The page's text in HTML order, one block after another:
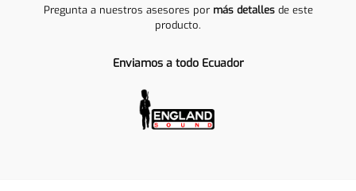
Pregunta a nuestros asesores por más detallesde este
producto.
Enviamos a todo Ecuador